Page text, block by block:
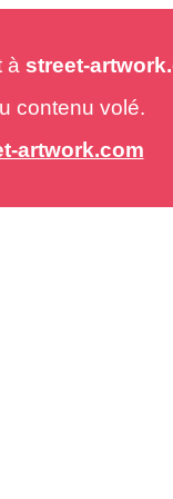
à street-
contenu volé.
artwork.com